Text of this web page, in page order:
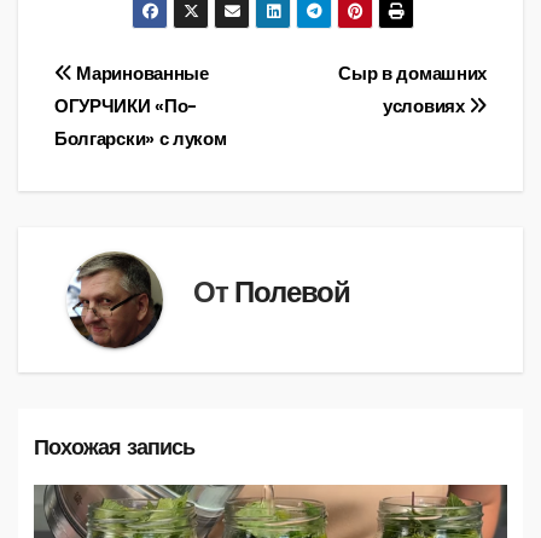
Навигация
по
Сыр в домашних
условиях
Маринованные
ОГУРЧИКИ «По-
Болгарски» с луком
От Полевой
Похожая запись